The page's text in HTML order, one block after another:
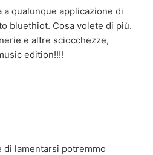
a qualunque applicazione di
bluethiot. Cosa volete di più.
e altre sciocchezze,
edition!!!!
di lamentarsi potremmo